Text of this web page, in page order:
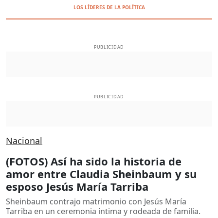
LOS LÍDERES DE LA POLÍTICA
PUBLICIDAD
PUBLICIDAD
Nacional
(FOTOS) Así ha sido la historia de
amor entre Claudia Sheinbaum y su
esposo Jesús María Tarriba
Sheinbaum contrajo matrimonio con Jesús María
Tarriba en un ceremonia íntima y rodeada de familia.